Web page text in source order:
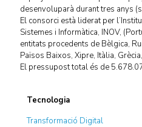
desenvoluparà durant tres anys
El consorci està liderat per
Sistemes i Informàtica, INOV,
entitats procedents de Bèlgica,
Països Baixos, Xipre, Itàlia,
El pressupost total és de
Tecnologia
Transformació Digital